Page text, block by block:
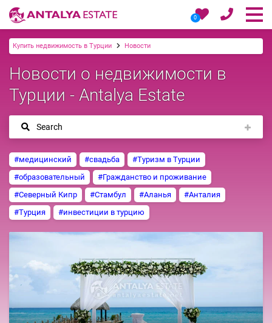
0
Купить недвижимость в Турции Новости
Новости о недвижимости в
Турции - Antalya Estate
Search
#медицинский #свадьба
#Туризм в Турции
#образовательный
#Гражданство и проживание
#Северный Кипр
#Стамбул #Аланья
#Анталия
#Турция
#инвестиции в турцию